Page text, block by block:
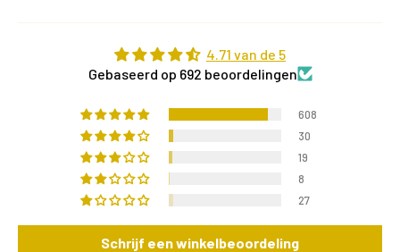
4.71 van de 5
Gebaseerd op 692 beoordelingen
608
30
19
8
27
Schrijf een winkelbeoordeling